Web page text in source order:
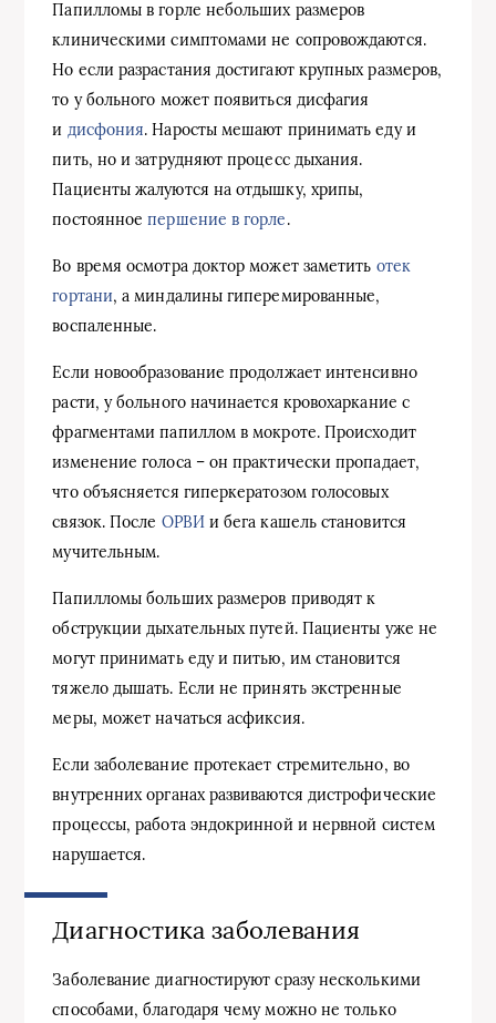
Папилломы в горле небольших размеров
клиническими симптомами не сопровождаются.
Но если разрастания достигают крупных размеров,
то у больного может появиться дисфагия
и дисфония. Наросты мешают принимать еду и
пить, но и затрудняют процесс дыхания.
Пациенты жалуются на отдышку, хрипы,
постоянноепершение в горле.
Во время осмотра доктор может заметить отек
гортани, а миндалины гиперемированные,
воспаленные.
Если новообразование продолжает интенсивно
расти, у больного начинается кровохаркание с
фрагментами папиллом в мокроте. Происходит
изменение голоса – он практически пропадает,
что объясняется гиперкератозом голосовых
связок. После ОРВИи бега кашель становится
мучительным.
Папилломы больших размеров приводят к
обструкции дыхательных путей. Пациенты уже не
могут принимать еду и питью, им становится
тяжело дышать. Если не принять экстренные
меры, может начаться асфиксия.
Если заболевание протекает стремительно, во
внутренних органах развиваются дистрофические
процессы, работа эндокринной и нервной систем
нарушается.
Диагностика заболевания
Заболевание диагностируют сразу несколькими
способами, благодаря чему можно не только